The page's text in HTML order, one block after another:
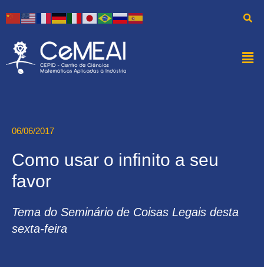
06/06/2017
Como usar o infinito a seu
favor
Tema do Seminário de Coisas Legais desta
sexta-feira